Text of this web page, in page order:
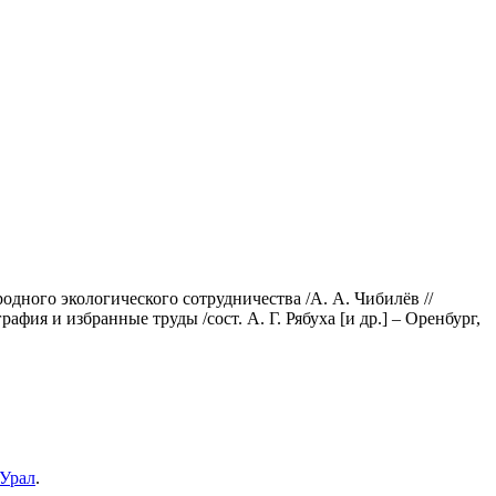
экологического сотрудничества /А. А. Чибилёв //
и избранные труды /сост. А. Г. Рябуха [и др.] – Оренбург,
.